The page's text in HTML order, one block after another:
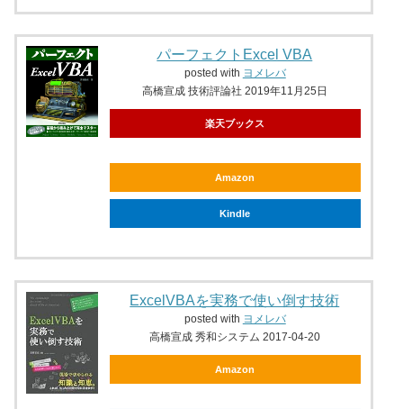
パーフェクトExcel VBA
posted with ヨメレバ
高橋宣成 技術評論社 2019年11月25日
楽天ブックス
Amazon
Kindle
ExcelVBAを実務で使い倒す技術
posted with ヨメレバ
高橋宣成 秀和システム 2017-04-20
Amazon